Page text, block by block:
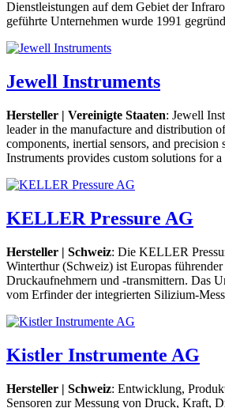
Dienstleistungen auf dem Gebiet der
geführte Unternehmen wurde 1991
Jewell Instruments
Hersteller | Vereinigte Staaten: Jewell
leader in the manufacture and distribution
components, inertial sensors, and precision
Instruments provides custom solutions for a
KELLER Pressure AG
Hersteller | Schweiz: Die KELLER
Winterthur (Schweiz) ist Europas
Druckaufnehmern und -transmittern. Das
vom Erfinder der integrierten Silizium-
Kistler Instrumente AG
Hersteller | Schweiz: Entwicklung,
Sensoren zur Messung von Druck, Kraft,